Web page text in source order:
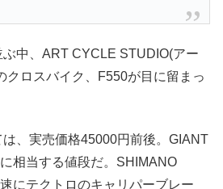
中、ART CYCLE STUDIO(アー
クロスバイク、F550が目に留まっ
、実売価格45000円前後。GIANT
相当する値段だ。SHIMANO
にテクトロのキャリパーブレー